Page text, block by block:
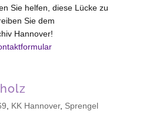
Sie helfen, diese Lücke zu
Sie dem
Hannover!
KK Hannover, Sprengel